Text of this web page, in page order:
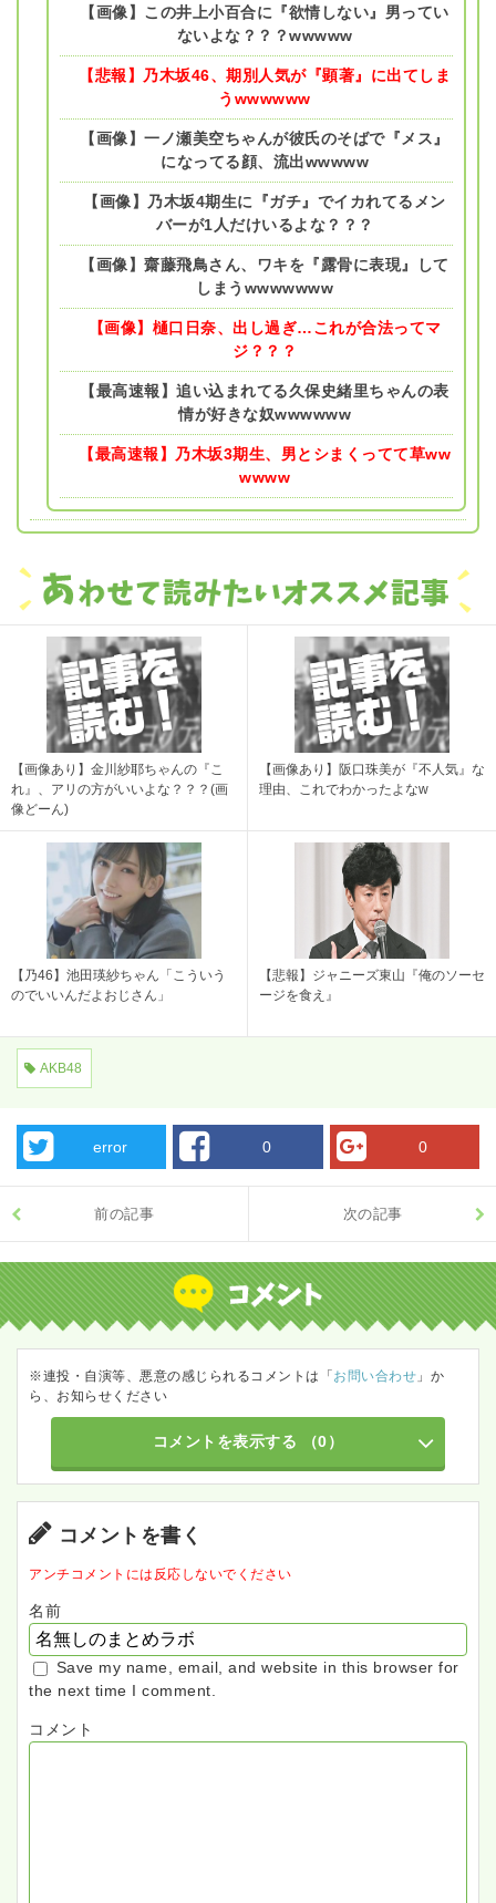
【画像】この井上小百合に『欲情しない』男ってい
ないよな？？？wwwww
【悲報】乃木坂46、期別人気が『顕著』に出てしま
うwwwwww
【画像】一ノ瀬美空ちゃんが彼氏のそばで『メス』
になってる顔、流出wwwww
【画像】乃木坂4期生に『ガチ』でイカれてるメン
バーが1人だけいるよな？？？
【画像】齋藤飛鳥さん、ワキを『露骨に表現』して
しまうwwwwwww
【画像】樋口日奈、出し過ぎ…これが合法ってマ
ジ？？？
【最高速報】追い込まれてる久保史緒里ちゃんの表
情が好きな奴wwwwww
【最高速報】乃木坂3期生、男とシまくってて草ww
wwww
【画像あり】金川紗耶ちゃんの『こ
れ』、アリの方がいいよな？？？(画
像どーん)
【画像あり】阪口珠美が『不人気』な
理由、これでわかったよなw
【乃46】池田瑛紗ちゃん「こういう
のでいいんだよおじさん」
【悲報】ジャニーズ東山『俺のソーセ
ージを食え』
AKB48
error 0 0
前の記事 次の記事
※連投・自演等、悪意の感じられるコメントは「 お問い合わせ 」か
ら、お知らせください
コメントを表示する （0）
コメントを書く
アンチコメントには反応しないでください
名前
Save my name, email, and website in this browser for
the next time I comment.
コメント